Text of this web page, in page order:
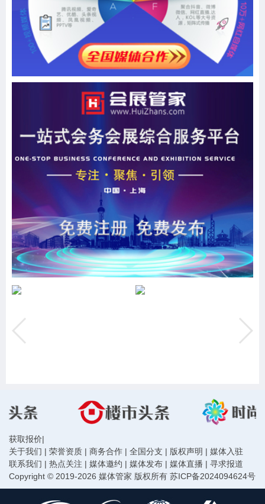
获取报价|
关于我们 | 荣誉资质 | 商务合作 | 全国分支 | 版权声明 | 媒体入驻
联系我们 | 热点关注 | 媒体邀约 | 媒体发布 | 媒体直播 | 寻求报道
Copyright © 2019-2026 媒体管家 版权所有 苏ICP备2024094624号